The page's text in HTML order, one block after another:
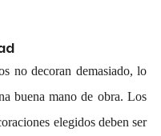
no decoran demasiado, lo
buena mano de obra. Los
elegidos deben ser